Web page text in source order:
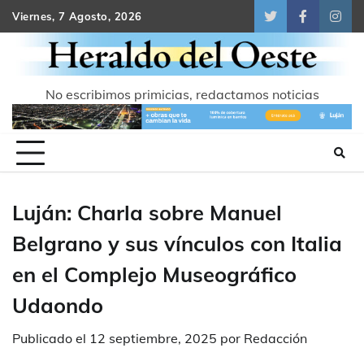
Skip
to
content
Viernes, 7 Agosto, 2026
TwitterFacebook
No escribimos primicias, redactamos noticias
Luján: Charla sobre Manuel
Belgrano y sus vínculos con Italia
en el Complejo Museográfico
Udaondo
Publicado el 12 septiembre, 2025 por Redacción